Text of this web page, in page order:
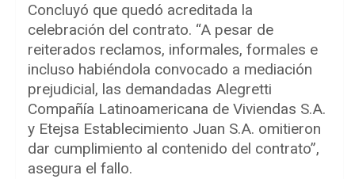
Concluyó que quedó acreditada la
celebración del contrato. “A pesar de
reiterados reclamos, informales, formales e
incluso habiéndola convocado a mediación
prejudicial, las demandadas Alegretti
Compañía Latinoamericana de Viviendas S.A.
y Etejsa Establecimiento Juan S.A. omitieron
dar cumplimiento al contenido del contrato”,
asegura el fallo.